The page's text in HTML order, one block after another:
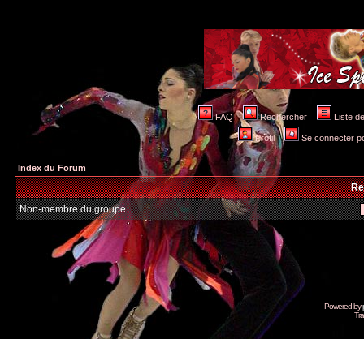
FAQ Rechercher Liste
Profil Se connecter
Index du Forum
Non-membre du groupe
Powered by